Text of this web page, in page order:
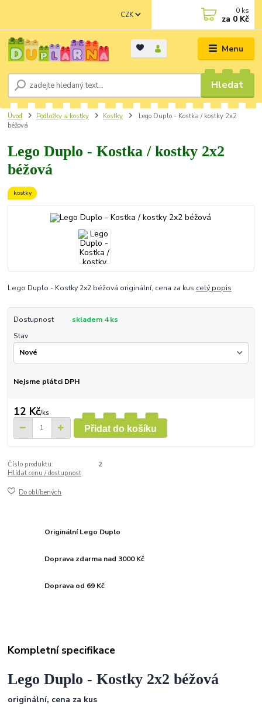
Menu
CZK
Hledat
0 ks
za 0 Kč
Úvod Podložky a kostky Kostky
Lego Duplo - Kostka / kostky 2x2
béžová
Lego Duplo - Kostka / kostky 2x2
béžová
kostky
Lego Duplo - Kostky 2x2 béžová originální, cena za kus celý popis
Dostupnost
skladem 4 ks
Stav
Nejsme plátci DPH
12 Kč/ks
Přidat do košíku
Číslo produktu:
2
Hlídat cenu / dostupnost
Do oblíbených
Originální Lego Duplo
Doprava zdarma nad 3000 Kč
Doprava od 69 Kč
Kompletní specifikace
Lego Duplo - Kostky 2x2 béžová
originální, cena za kus